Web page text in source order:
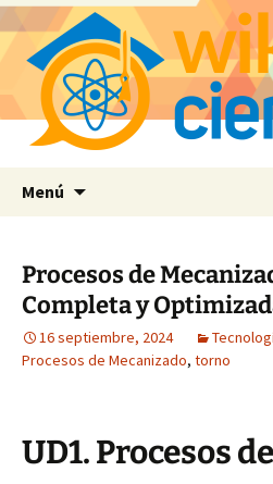
Menú
Procesos de
Completa y
16 septiembre, 2024
Procesos de Mecanizado, torno
UD1. Procesos